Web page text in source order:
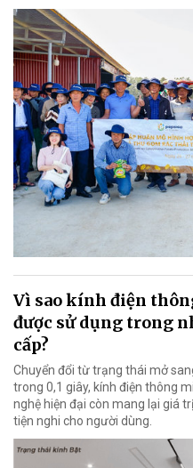
Vì sao kính điện
được sử dụng trong
cấp?
Chuyển đổi từ trạng thái mở
trong 0,1 giây, kính điện thông
nghệ hiện đại còn mang lại giá
tiện nghi cho người dùng.